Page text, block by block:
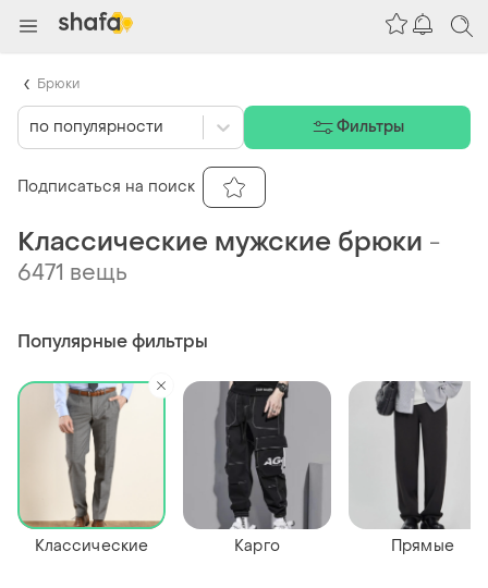
Классические мужские брюки -
6471 вещь
Популярные фильтры
Классические Карго Прямые
по популярности Фильтры
Подписаться на поиск
Брюки